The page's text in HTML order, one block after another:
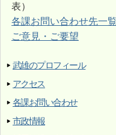
表）
各課お問い合わせ先一覧
ご意見・ご要望
武雄のプロフィール
アクセス
各課お問い合わせ
市政情報